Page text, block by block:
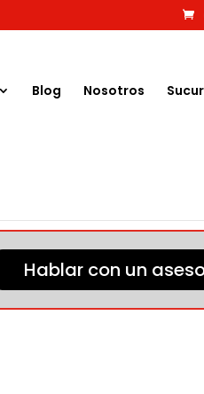
Blog Nosotros
Hablar con un